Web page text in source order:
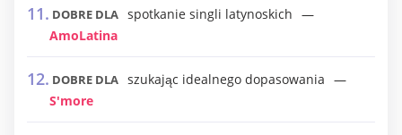
DOBRE DLA spotkanie singli latynoskich
AmoLatina
DOBRE DLA szukając idealnego dopasowania
S'more